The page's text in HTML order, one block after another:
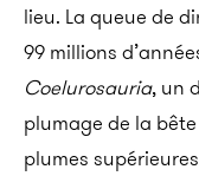
lieu. La queue de
99 millions
Coelurosauria, un
plumage de la
plumes